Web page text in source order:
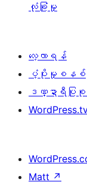
လုံခြုံမှု
လေ့လာရန်
ပံ့ပိုးမှုစနစ်
ဒဏ္ဍာရီပြုစုသူ
Matt ↗